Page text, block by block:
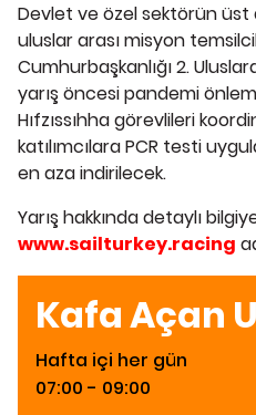
Devlet ve özel sektörün
uluslar arası misyon
Cumhurbaşkanlığı 2.
yarış öncesi pandemi
Hıfzıssıhha görevlileri
katılımcılara PCR testi
en aza indirilecek.
Yarış hakkında detaylı
www.sailturkey.racing
Kafa Açan
Hafta içi her gün
07:00 - 09:00